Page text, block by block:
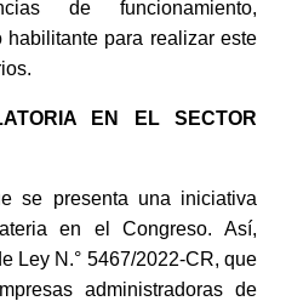
de funcionamiento,
para realizar este
EN EL SECTOR
se presenta una iniciativa
en el Congreso. Así,
Ley N.° 5467/2022-CR, que
administradoras de